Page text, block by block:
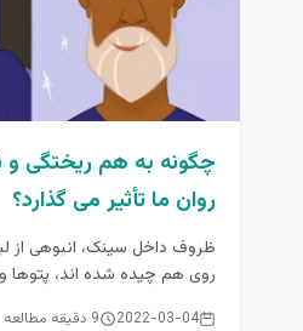
چگونه به هم ریختگی
روان ما تأثیر می گذارد؟
ظروف داخل سینک، انبوهی از
روی هم چیده شده اند، پتوها
2022-03-04 9 دقیقه مطالعه